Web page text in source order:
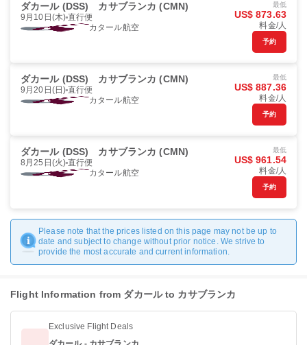
ダカール (DSS) カサブランカ (CMN)
9月10日(木) 直行便
カタール航空
最低
US$ 873.63
料金/人
予約
ダカール (DSS) カサブランカ (CMN)
9月20日(日) 直行便
カタール航空
最低
US$ 887.36
料金/人
予約
ダカール (DSS) カサブランカ (CMN)
8月25日(火) 直行便
カタール航空
最低
US$ 961.54
料金/人
予約
Please note that the prices listed on this page may not be up to
date and subject to change without prior notice. We strive to
provide the most accurate and current information.
Flight Information from ダカール to カサブランカ
Exclusive Flight Deals